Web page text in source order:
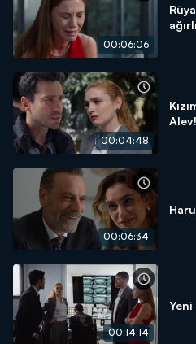
00:06:06
00:04:48
Alev!
00:06:34
00:14:14
Yeni